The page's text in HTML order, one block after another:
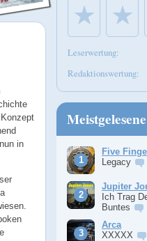
in
★ ★
Leserwertung:
Redaktionswertung:
Five
Legacy
Jupiter
Ich Trag
Buntes
Arca
XXXXX